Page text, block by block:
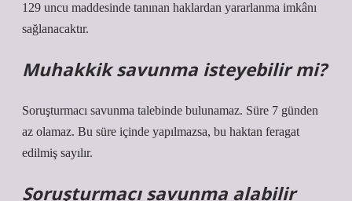
129 uncu maddesinde tanınan haklardan yararlanma imkânı
sağlanacaktır.
Muhakkik savunma isteyebilir mi?
Soruşturmacı savunma talebinde bulunamaz. Süre 7 günden
az olamaz. Bu süre içinde yapılmazsa, bu haktan feragat
edilmiş sayılır.
Soruşturmacı savunma alabilir